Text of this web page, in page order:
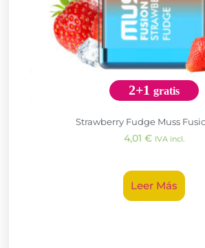
2+1 gratis
Strawberry Fudge Muss
4,01 € IVA incl.
Leer Más